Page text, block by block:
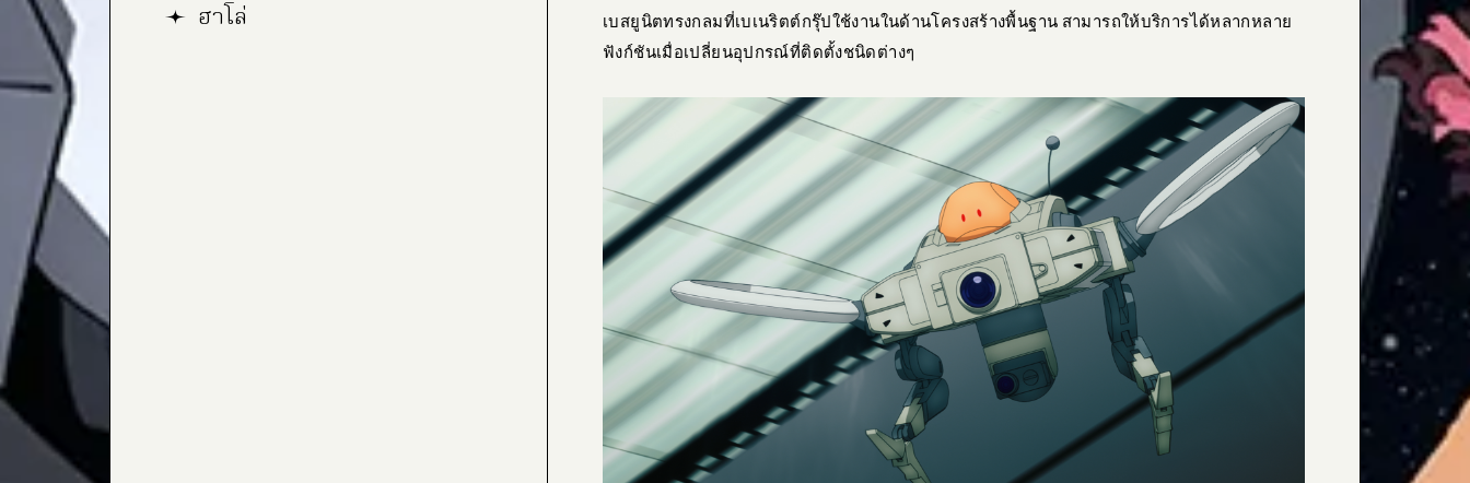
ฮาโล่
เบสยูนิตทรงกลมที่เบเนริตต์กรุ๊ปใช้งานในด้านโครงสร้างพื้นฐาน สามารถให้บริการได้หลากหลาย
ฟังก์ชันเมื่อเปลี่ยนอุปกรณ์ที่ติดตั้งชนิดต่างๆ